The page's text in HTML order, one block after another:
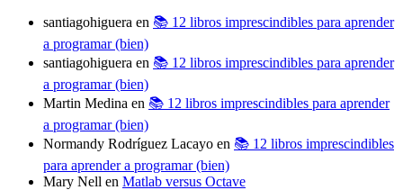
santiagohiguera en 📚 12 libros imprescindibles para aprender
a programar (bien)
santiagohiguera en 📚 12 libros imprescindibles para aprender
a programar (bien)
Martin Medina en 📚 12 libros imprescindibles para aprender
a programar (bien)
Normandy Rodríguez Lacayo en 📚 12 libros imprescindibles
para aprender a programar (bien)
Mary Nell en Matlab versus Octave